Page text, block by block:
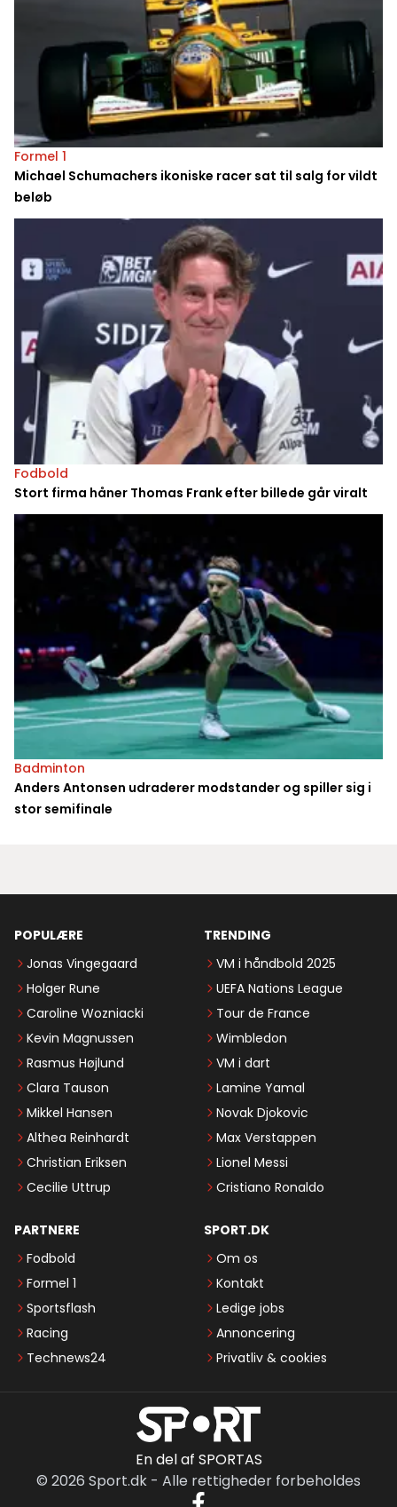
Formel 1
Michael Schumachers ikoniske racer sat til salg for vildt
beløb
Fodbold
Stort firma håner Thomas Frank efter billede går viralt
Badminton
Anders Antonsen udraderer modstander og spiller sig i
stor semifinale
POPULÆRE
Jonas Vingegaard
Holger Rune
Caroline Wozniacki
Kevin Magnussen
Rasmus Højlund
Clara Tauson
Mikkel Hansen
Althea Reinhardt
Christian Eriksen
Cecilie Uttrup
TRENDING
VM i håndbold 2025
UEFA Nations League
Tour de France
Wimbledon
VM i dart
Lamine Yamal
Novak Djokovic
Max Verstappen
Lionel Messi
Cristiano Ronaldo
PARTNERE
Fodbold
Formel 1
Sportsflash
Racing
Technews24
SPORT.DK
Om os
Kontakt
Ledige jobs
Annoncering
Privatliv & cookies
En del af SPORTAS
© 2026 Sport.dk - Alle rettigheder forbeholdes